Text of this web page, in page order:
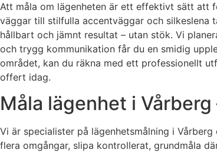
Att måla om lägenheten är ett effektivt sätt att
väggar till stilfulla accentväggar och silkeslena
hållbart och jämnt resultat – utan stök. Vi
och trygg kommunikation får du en smidig
området, kan du räkna med ett professionellt
offert idag.
Måla lägenhet i
Vi är specialister på lägenhetsmålning i
flera omgångar, slipa kontrollerat, grundmåla